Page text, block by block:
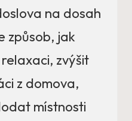
na dosah
způsob, jak
zvýšit
z domova,
místnosti